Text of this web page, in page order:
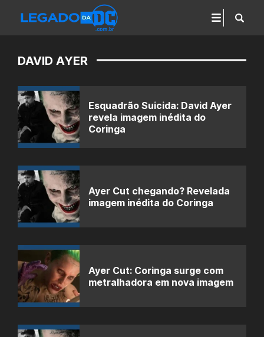
DAVID AYER
Esquadrão Suicida: David Ayer
revela imagem inédita do
Coringa
Ayer Cut chegando? Revelada
imagem inédita do Coringa
Ayer Cut: Coringa surge com
metralhadora em nova imagem